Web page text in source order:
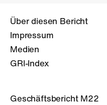
Über diesen Bericht
Impressum
Medien
GRI-Index
Geschäftsbericht M22